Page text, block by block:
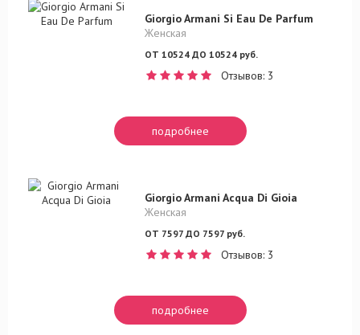
Giorgio Armani Si Eau De Parfum
Женская
ОТ 10524 ДО 10524 руб.
Отзывов: 3
подробнее
Giorgio Armani Acqua Di Gioia
Женская
ОТ 7597 ДО 7597 руб.
Отзывов: 3
подробнее